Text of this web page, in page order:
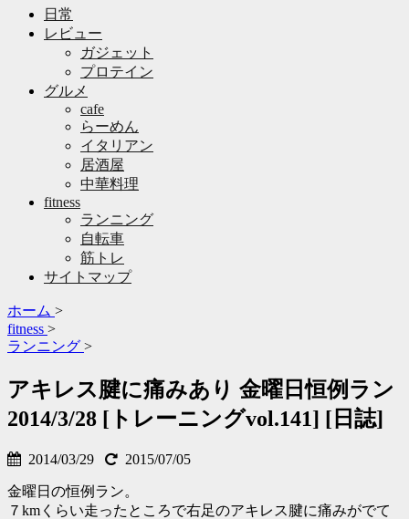
日常
レビュー
ガジェット
プロテイン
グルメ
cafe
らーめん
イタリアン
居酒屋
中華料理
fitness
ランニング
自転車
筋トレ
サイトマップ
ホーム >
fitness >
ランニング >
アキレス腱に痛みあり 金曜日恒例ラン
2014/3/28 [トレーニングvol.141] [日誌]
2014/03/29 2015/07/05
金曜日の恒例ラン。
７kmくらい走ったところで右足のアキレス腱に痛みがでて